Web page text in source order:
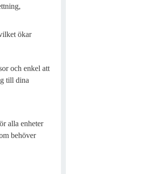
ökar
och enkel att
till dina
alla enheter
behöver